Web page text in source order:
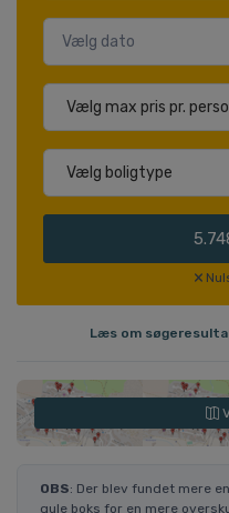
Læs om
OBS: Der blev fundet mere
gule boks for en mere